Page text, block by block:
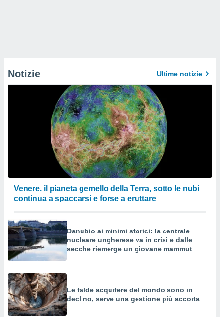
Notizie Ultime notizie
Venere. il pianeta gemello della Terra, sotto le nubi
continua a spaccarsi e forse a eruttare
Danubio ai minimi storici: la centrale
nucleare ungherese va in crisi e dalle
secche riemerge un giovane mammut
Le falde acquifere del mondo sono in
declino, serve una gestione più accorta